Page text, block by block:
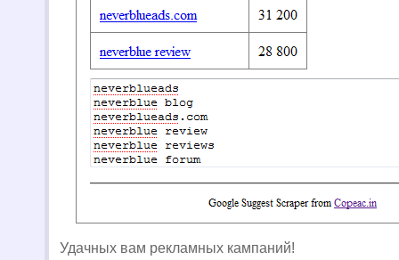
Удачных вам рекламных кампаний!